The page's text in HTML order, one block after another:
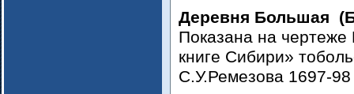
Деревня Большая
Показана на
книге Сибири»
С.У.Ремезова 1697-